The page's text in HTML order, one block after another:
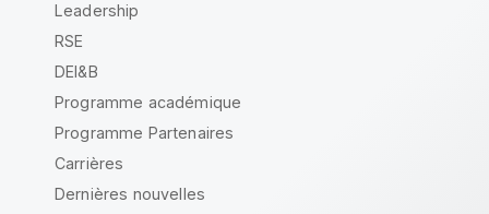
Leadership
RSE
DEI&B
Programme académique
Programme Partenaires
Carrières
Dernières nouvelles